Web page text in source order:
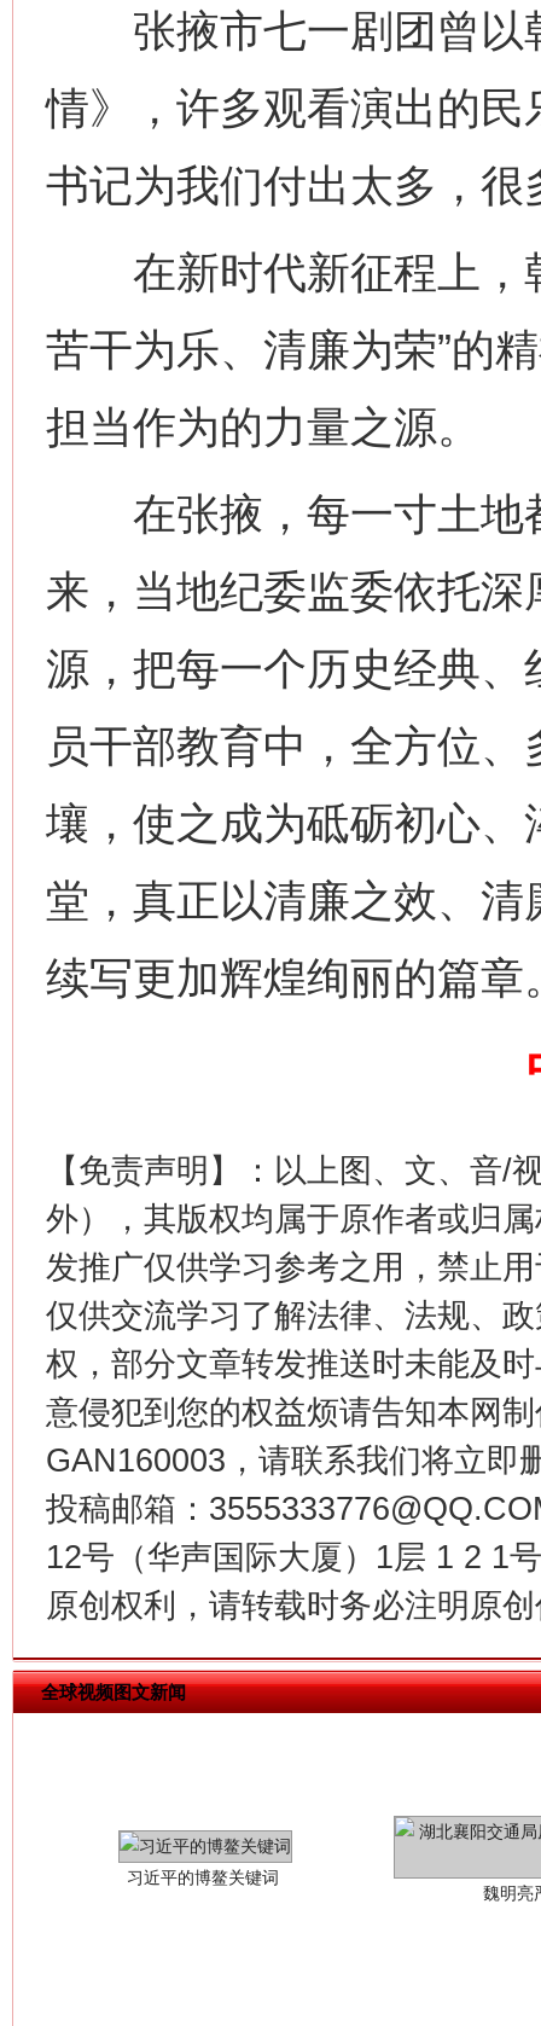
张掖市七一剧团曾以
情》，许多观看演出的民
书记为我们付出太多，很
在新时代新征程上，
苦干为乐、清廉为荣”的
担当作为的力量之源。
在张掖，每一寸土地
来，当地纪委监委依托
源，把每一个历史经典
员干部教育中，全方位
壤，使之成为砥砺初心
堂，真正以清廉之效、
续写更加辉煌绚丽的篇章
【免责声明】：以上图、文、音/
外），其版权均属于原作者或归
发推广仅供学习参考之用，禁止
仅供交流学习了解法律、法规、
权，部分文章转发推送时未能及
意侵犯到您的权益烦请告知本网
GAN160003，请联系我们将立即
投稿邮箱：
12号（华声国际大厦）1层 1 2 1
原创权利，请转载时务必注明原
全球视频图文新闻
网上购药对药下症？
在谋一域中谋全局
今